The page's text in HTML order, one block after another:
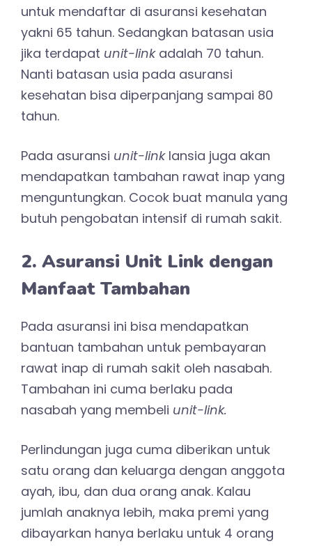
untuk mendaftar di asuransi kesehatan
yakni 65 tahun. Sedangkan batasan usia
jika terdapat unit-linkadalah 70 tahun.
Nanti batasan usia pada asuransi
kesehatan bisa diperpanjang sampai 80
tahun.
Pada asuransi unit-linklansia juga akan
mendapatkan tambahan rawat inap yang
menguntungkan. Cocok buat manula yang
butuh pengobatan intensif di rumah sakit.
2. Asuransi Unit Link dengan
Manfaat Tambahan
Pada asuransi ini bisa mendapatkan
bantuan tambahan untuk pembayaran
rawat inap di rumah sakit oleh nasabah.
Tambahan ini cuma berlaku pada
nasabah yang membeli unit-link.
Perlindungan juga cuma diberikan untuk
satu orang dan keluarga dengan anggota
ayah, ibu, dan dua orang anak. Kalau
jumlah anaknya lebih, maka premi yang
dibayarkan hanya berlaku untuk 4 orang